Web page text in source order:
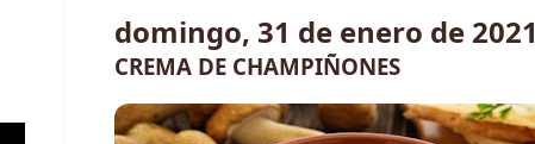
domingo, 31 de enero de 2021
CREMA DE CHAMPIÑONES